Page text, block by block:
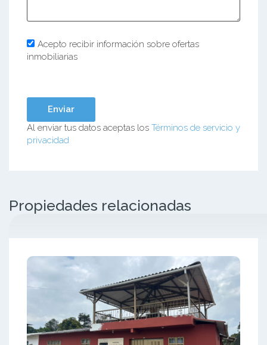
Acepto recibir información sobre ofertas
inmobiliarias
Al enviar tus datos aceptas los Términos de servicio y
privacidad
Propiedades relacionadas